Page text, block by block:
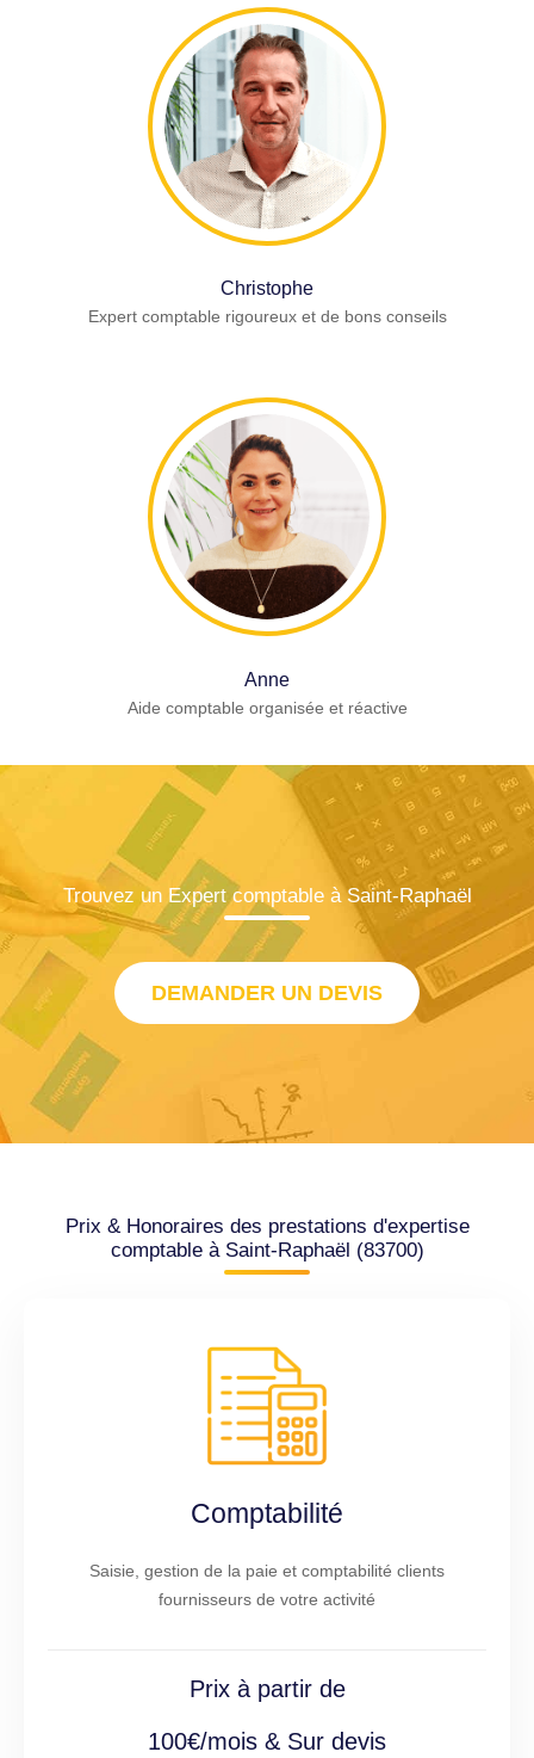
Christophe
Expert comptable rigoureux et de bons conseils
Anne
Aide comptable organisée et réactive
Trouvez un Expert comptable à Saint-Raphaël
DEMANDER UN DEVIS
Prix & Honoraires des prestations d'expertise
comptable à Saint-Raphaël (83700)
Comptabilité
Saisie, gestion de la paie et comptabilité clients
fournisseurs de votre activité
Prix à partir de
100€/mois & Sur devis